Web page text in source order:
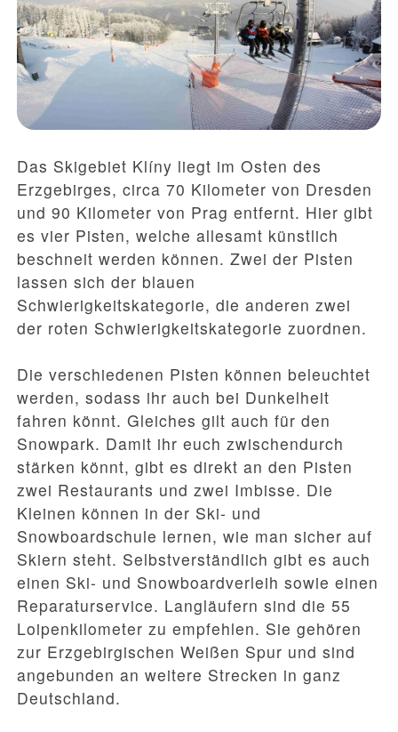
Das Skigebiet Klíny liegt im Osten des
Erzgebirges, circa 70 Kilometer von Dresden
und 90 Kilometer von Prag entfernt. Hier gibt
es vier Pisten, welche allesamt künstlich
beschneit werden können. Zwei der Pisten
lassen sich der blauen
Schwierigkeitskategorie, die anderen zwei
der roten Schwierigkeitskategorie zuordnen.
Die verschiedenen Pisten können beleuchtet
werden, sodass ihr auch bei Dunkelheit
fahren könnt. Gleiches gilt auch für den
Snowpark. Damit ihr euch zwischendurch
stärken könnt, gibt es direkt an den Pisten
zwei Restaurants und zwei Imbisse. Die
Kleinen können in der Ski- und
Snowboardschule lernen, wie man sicher auf
Skiern steht. Selbstverständlich gibt es auch
einen Ski- und Snowboardverleih sowie einen
Reparaturservice. Langläufern sind die 55
Loipenkilometer zu empfehlen. Sie gehören
zur Erzgebirgischen Weißen Spur und sind
angebunden an weitere Strecken in ganz
Deutschland.